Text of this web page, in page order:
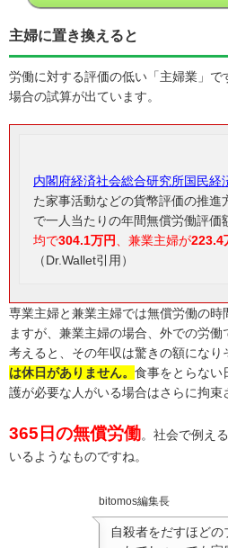
主婦に置き換えると
労働に対する評価の低い「主婦業」で
場合の試算が出ています。
内閣府経済社会総合研究所国民経
た家事活動などの貨幣評価の推進
で一人当たりの年間無償労働評価
均で304.1万円 、兼業主婦が223.4
（Dr.Wallet引用）
専業主婦と兼業主婦では無償労働の時
ますが、兼業主婦の場合、外での労
考えると、その年収は驚きの額になり
は休日がありません。 食事をとらない
護が必要な人がいる場合はさらに拘束
365日の無償労働。社会で例え
いるようなものですね。
bitomos編集長
自殺者をだすほど